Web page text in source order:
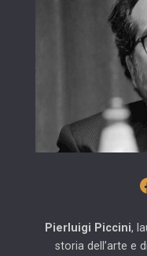
Pierluigi Piccini,
storia dell’arte e